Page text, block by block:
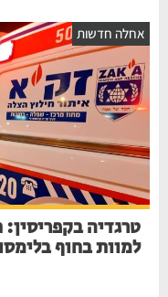
חדשות
למוות בחוף בלימסול